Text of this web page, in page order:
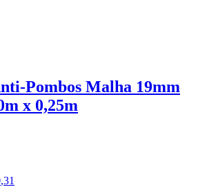
Pombos Malha 19mm
x 0,25m
,31